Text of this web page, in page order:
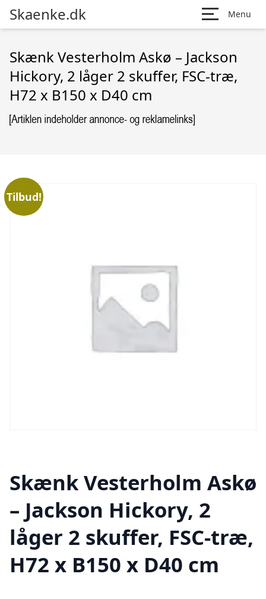
Skaenke.dk Menu
Skænk Vesterholm Askø – Jackson
Hickory, 2 låger 2 skuffer, FSC-træ,
H72 x B150 x D40 cm
Tilbud!
Skænk Vesterholm Askø
– Jackson Hickory, 2
låger 2 skuffer, FSC-træ,
H72 x B150 x D40 cm